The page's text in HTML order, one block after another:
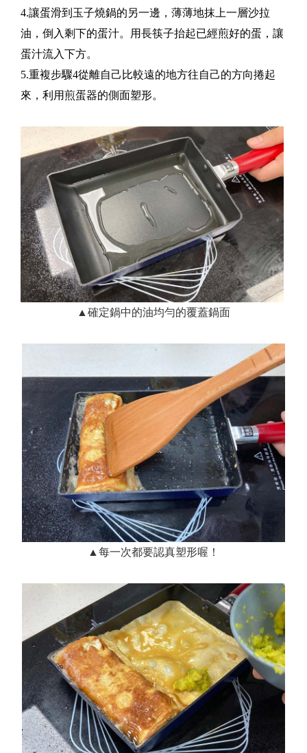
4.讓蛋滑到玉子燒鍋的另一邊，薄薄地抹上一層沙拉
油，倒入剩下的蛋汁。用長筷子抬起已經煎好的蛋，讓
蛋汁流入下方。
5.重複步驟4從離自己比較遠的地方往自己的方向捲起
來，利用煎蛋器的側面塑形。
▲確定鍋中的油均勻的覆蓋鍋面
▲每一次都要認真塑形喔！